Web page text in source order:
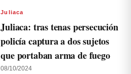
Juliaca
Juliaca: tras tenas persecución
policía captura a dos sujetos
que portaban arma de fuego
08/10/2024